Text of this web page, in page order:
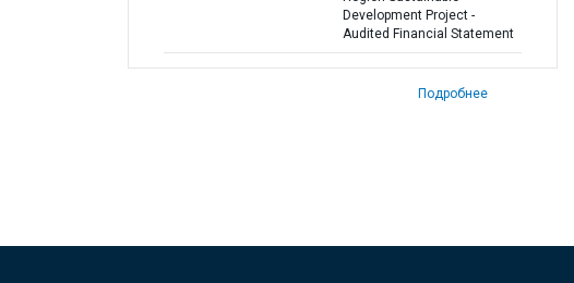
Development Project -
Audited Financial Statement
Подробнее